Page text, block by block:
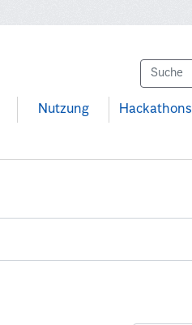
Nutzung Hackathons